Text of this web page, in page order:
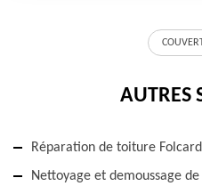
AUTRES
Réparation de toiture
Nettoyage et demoussage